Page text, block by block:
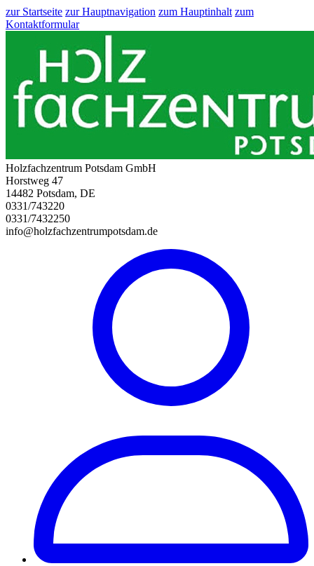
zur Startseite zur Hauptnavigation zum Hauptinhalt zum
Kontaktformular
Holzfachzentrum Potsdam GmbH
Horstweg 47
14482 Potsdam, DE
0331/743220
0331/7432250
info@holzfachzentrumpotsdam.de